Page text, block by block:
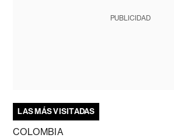
PUBLICIDAD
LAS MÁS VISITADAS
COLOMBIA